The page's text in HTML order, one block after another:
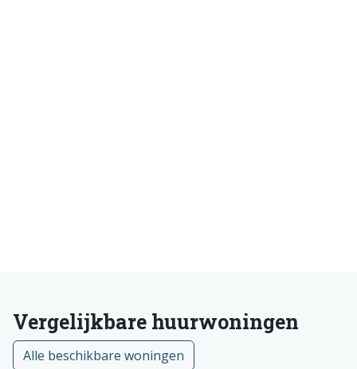
Vergelijkbare huurwoningen
Alle beschikbare woningen